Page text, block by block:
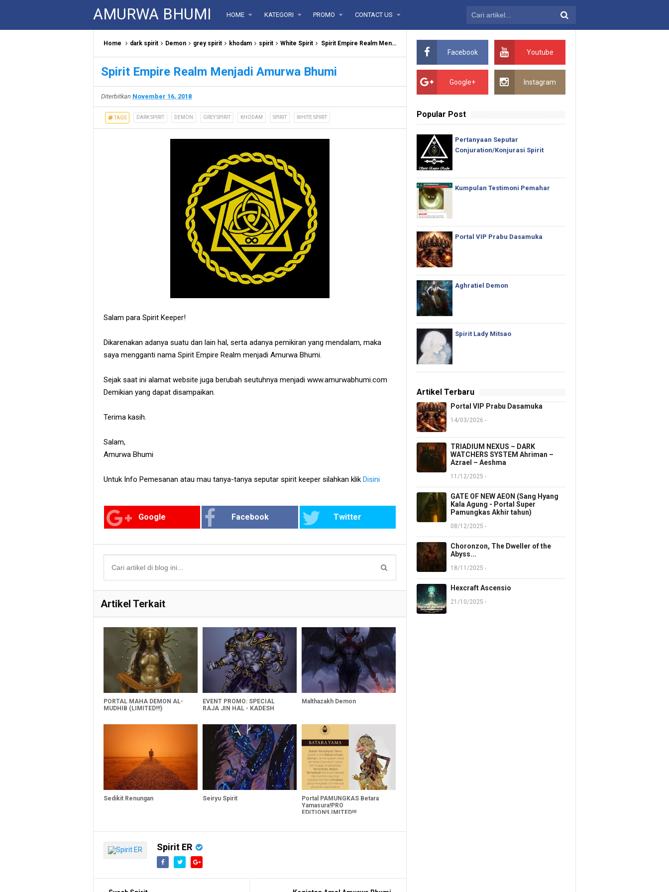
AMURWA BHUMI HOME KATEGORI PROMO CONTACT US
Home dark spirit Demon grey spirit khodam spirit White Spirit Spirit Empire Realm Menjadi Amurwa Bhumi
Spirit Empire Realm Menjadi Amurwa Bhumi
Diterbitkan November 16, 2018
TAGS DARK SPIRIT DEMON GREY SPIRIT KHODAM SPIRIT WHITE SPIRIT
Salam para Spirit Keeper!
Dikarenakan adanya suatu dan lain hal, serta adanya pemikiran yang mendalam, maka
saya mengganti nama Spirit Empire Realm menjadi Amurwa Bhumi.
Sejak saat ini alamat website juga berubah seutuhnya menjadi www.amurwabhumi.com
Demikian yang dapat disampaikan.
Terima kasih.
Salam,
Amurwa Bhumi
Untuk Info Pemesanan atau mau tanya-tanya seputar spirit keeper silahkan klik Disini
Google Facebook Twitter
Artikel Terkait
PORTAL MAHA DEMON AL-
MUDHIB (LIMITED!!!)
EVENT PROMO: SPECIAL
RAJA JIN HAL - KADESH
Malthazakh Demon
Sedikit Renungan Seiryu Spirit
Portal PAMUNGKAS Betara
Yamasura!PRO
EDITION!LIMITED!!!
Spirit ER
Facebook Youtube
Google+ Instagram
Popular Post
Pertanyaan Seputar
Conjuration/Konjurasi Spirit
Kumpulan Testimoni Pemahar
Portal VIP Prabu Dasamuka
Aghratiel Demon
Spirit Lady Mitsao
Artikel Terbaru
Portal VIP Prabu Dasamuka
14/03/2026 -
TRIADIUM NEXUS – DARK
WATCHERS SYSTEM Ahriman –
Azrael – Aeshma
11/12/2025 -
GATE OF NEW AEON (Sang Hyang
Kala Agung - Portal Super
Pamungkas Akhir tahun)
08/12/2025 -
Choronzon, The Dweller of the
Abyss...
18/11/2025 -
Hexcraft Ascensio
21/10/2025 -